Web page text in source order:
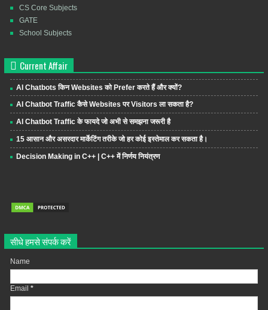
CS Core Subjects
GATE
School Subjects
Current Affair
AI Chatbots किन Websites को Prefer करते हैं और क्यों?
AI Chatbot Traffic कैसे Websites पर Visitors ला सकता है?
AI Chatbot Traffic के फायदे जो अभी से समझना जरूरी है
15 आसान और असरदार मार्केटिंग तरीके जो हर कोई इस्तेमाल कर सकता है।
Decision Making in C++ | C++ में निर्णय नियंत्रण
सीधे हमसे संपर्क करें
Name
Email *